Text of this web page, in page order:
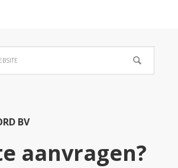
BV
aanvragen?